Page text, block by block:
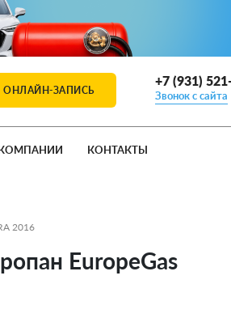
ОНЛАЙН-ЗАПИСЬ
+7 (931)
Звонок с сайта
КОНТАКТЫ
2016
EuropeGas